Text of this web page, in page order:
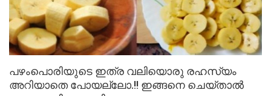
പഴംപൊരിയുടെ ഇത്ര വലിയൊരു രഹസ്യം
അറിയാതെ പോയല്ലോ.!! ഇങ്ങനെ ചെയ്‌താൽ